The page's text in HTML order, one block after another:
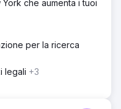
che aumenta i tuoi
per la ricerca
legali +3